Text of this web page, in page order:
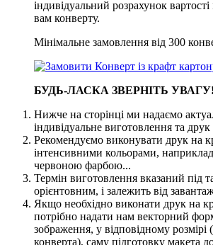
індивідуальний розрахунок вартості
вам конверту.
Мінімальне замовлення від 300
БУДЬ-ЛАСКА ЗВЕРНІТЬ УВАГУ!
Нижче на сторінці ми надаємо
індивідуальне виготовлення та
Рекомендуємо виконувати друк на
інтенсивними кольорами,
червоною фарбою...
Термін виготовлення вказаний під
орієнтовним, і залежить від
Якщо необхідно виконати друк на
потрібно надати нам векторний
зображення, у відповідному розмірі
конверта), саму підготовку макета